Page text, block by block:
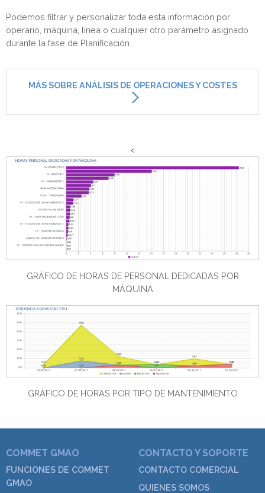
Podemos filtrar y personalizar toda esta información por
operario, máquina, línea o cualquier otro parámetro asignado
durante la fase de Planificación.
MÁS SOBRE ANÁLISIS DE OPERACIONES Y COSTES
<
GRÁFICO DE HORAS DE PERSONAL DEDICADAS POR
MÁQUINA
GRÁFICO DE HORAS POR TIPO DE MANTENIMIENTO
COMMET GMAO
FUNCIONES DE COMMET
GMAO
CONTACTO Y SOPORTE
CONTACTO COMERCIAL
QUIENES SOMOS